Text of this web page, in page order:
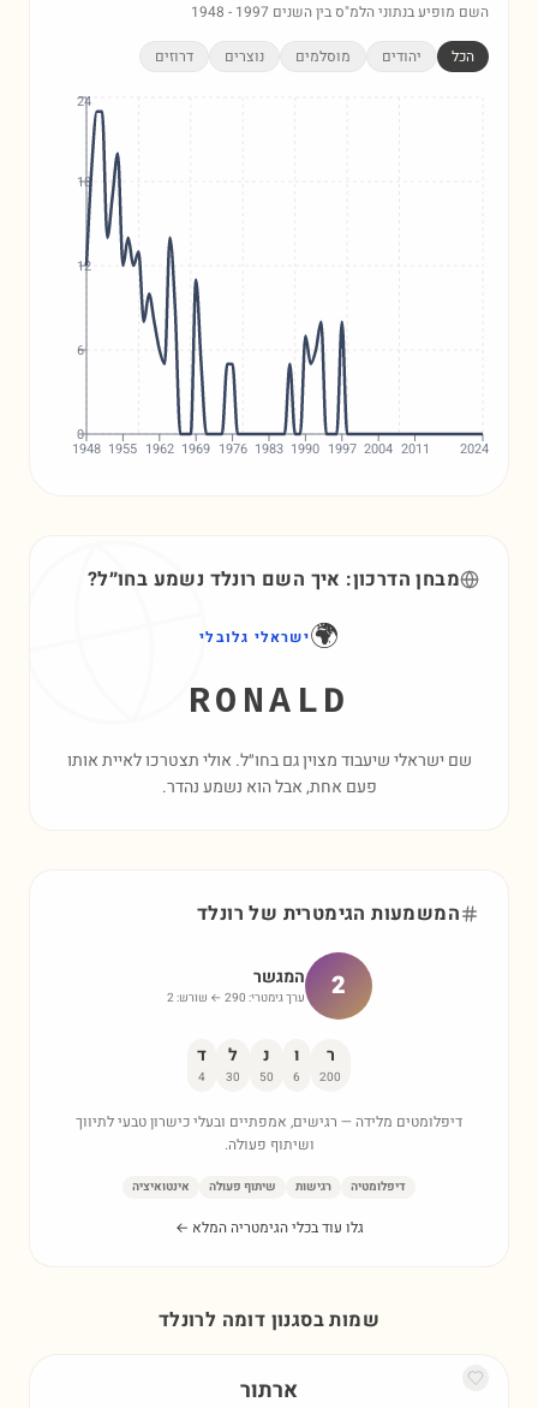
השם מופיע בנתוני הלמ"ס בין השנים 1948 - 1997
הכל יהודים מוסלמים נוצרים דרוזים
1948 1955 1962 1969 1976 1983 1990 1997 2004 2011 2024
0
6
12
18
24
מבחן הדרכון: איך השם רונלד נשמע בחו״ל?
🌍ישראלי גלובלי
RONALD
שם ישראלי שיעבוד מצוין גם בחו״ל. אולי תצטרכו לאיית אותו
פעם אחת, אבל הוא נשמע נהדר.
המשמעות הגימטרית של רונלד
2 המגשר
ערך גימטרי: 290 ← שורש:2
ר
200
ו
6
נ
50
ל
30
ד
4
דיפלומטים מלידה — רגישים, אמפתיים ובעלי כישרון טבעי לתיווך
ושיתוף פעולה.
דיפלומטיה רגישות שיתוף פעולה אינטואיציה
גלו עוד בכלי הגימטריה המלא ←
שמות בסגנון דומה לרונלד
ארתור